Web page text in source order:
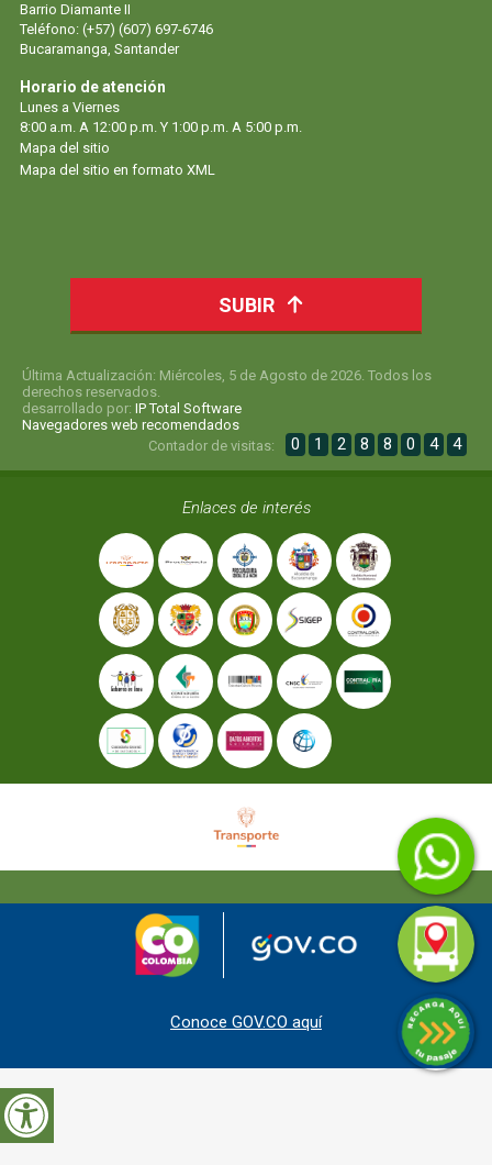
Barrio Diamante II
Teléfono: (+57) (607) 697-6746
Bucaramanga, Santander
Horario de atención
Lunes a Viernes
8:00 a.m. A 12:00 p.m. Y 1:00 p.m. A 5:00 p.m.
Mapa del sitio
Mapa del sitio en formato XML
SUBIR
Última Actualización: Miércoles, 5 de Agosto de 2026. Todos los
derechos reservados.
desarrollado por: IP Total Software
Navegadores web recomendados
Contador de visitas:
0 1 2 8 8 0 4 4
Enlaces de interés
Conoce GOV.CO aquí